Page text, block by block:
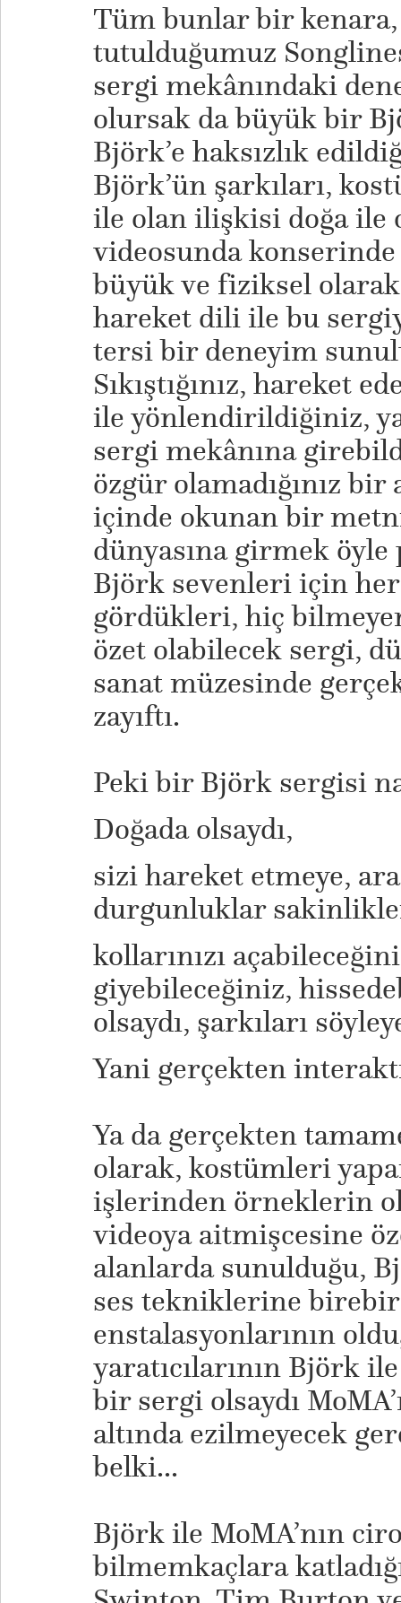
Tüm bunlar bir
tutulduğumuz
sergi mekânındaki
olursak da büyük bir
Björk’e haksızlık
Björk’ün şarkıları,
ile olan ilişkisi doğa ile
videosunda
büyük ve fiziksel
hareket dili ile bu
tersi bir deneyim
Sıkıştığınız, hareket
ile yönlendirildiğiniz,
sergi mekânına
özgür olamadığınız bir
içinde okunan bir
dünyasına girmek
Björk sevenleri için
gördükleri, hiç
özet olabilecek sergi,
sanat müzesinde
zayıftı.
Peki bir Björk sergisi
Doğada olsaydı,
sizi hareket etmeye,
durgunluklar
kollarınızı
giyebileceğiniz,
olsaydı, şarkıları
Yani gerçekten
Ya da gerçekten
olarak, kostümleri
işlerinden örneklerin
videoya aitmişcesine
alanlarda sunulduğu,
ses tekniklerine birebir
enstalasyonlarının
yaratıcılarının Björk
bir sergi olsaydı
altında ezilmeyecek
belki...
​Björk ile MoMA’nın
bilmemkaçlara